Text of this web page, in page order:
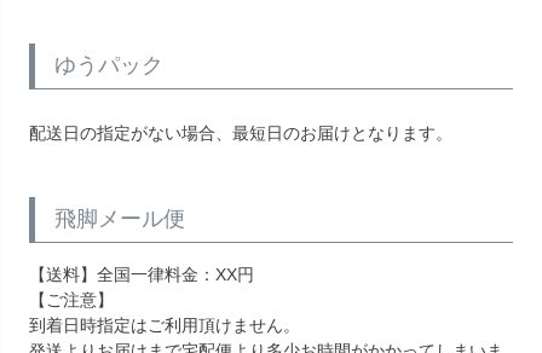
ゆうパック
配送日の指定がない場合、最短日のお届けとなります。
飛脚メール便
【送料】全国一律料金：XX円
【ご注意】
到着日時指定はご利用頂けません。